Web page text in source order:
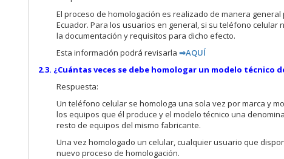
El proceso de homologación es realizado de manera
Ecuador. Para los usuarios en general, si su teléfono
la documentación y requisitos para dicho efecto.
Esta información podrá revisarla⇒AQUÍ
2.3. ¿Cuántas veces se debe homologar un modelo técnico
Respuesta:
Un teléfono celular se homologa una sola vez por marca y
los equipos que él produce y el modelo técnico una
resto de equipos del mismo fabricante.
Una vez homologado un celular, cualquier usuario que
nuevo proceso de homologación.